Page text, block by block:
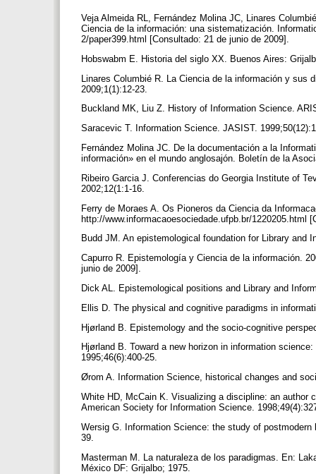
Veja Almeida RL, Fernández Molina JC, Linares
Ciencia de la información: una sistematización.
2/paper399.html [Consultado: 21 de junio de 2009].
Hobswabm E. Historia del siglo XX. Buenos Aires:
Linares Columbié R. La Ciencia de la información y sus
2009;1(1):12-23.
Buckland MK, Liu Z. History of Information Science.
Saracevic T. Information Science. JASIST.
Fernández Molina JC. De la documentación a la
información» en el mundo anglosajón. Boletín de la
Ribeiro Garcia J. Conferencias do Georgia Institute of
2002;12(1:1-16.
Ferry de Moraes A. Os Pioneros da Ciencia da
http://www.informacaoesociedade.ufpb.br/1220205.html
Budd JM. An epistemological foundation for Library and
Capurro R. Epistemología y Ciencia de la información.
junio de 2009].
Dick AL. Epistemological positions and Library and
Ellis D. The physical and cognitive paradigms in
Hjørland B. Epistemology and the socio-cognitive
Hjørland B. Toward a new horizon in information
1995;46(6):400-25.
Ørom A. Information Science, historical changes and
White HD, McCain K. Visualizing a discipline: an author
American Society for Information Science.
Wersig G. Information Science: the study of
39.
Masterman M. La naturaleza de los paradigmas. En:
México DF: Grijalbo; 1975.